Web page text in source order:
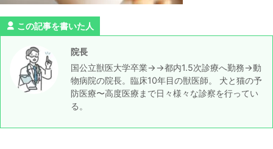
この記事を書いた人
院長
国公立獣医大学卒業→→都内1.5次診療へ勤務→動
物病院の院長。臨床10年目の獣医師。 犬と猫の予
防医療〜高度医療まで日々様々な診察を行ってい
る。